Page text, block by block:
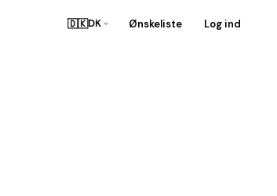
🇩🇰DK Ønskeliste Log ind